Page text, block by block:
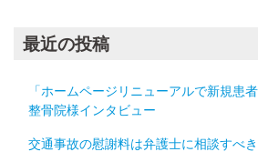
最近の投稿
「ホームページリニューアルで新規患
整骨院様インタビュー
交通事故の慰謝料は弁護士に相談すべ